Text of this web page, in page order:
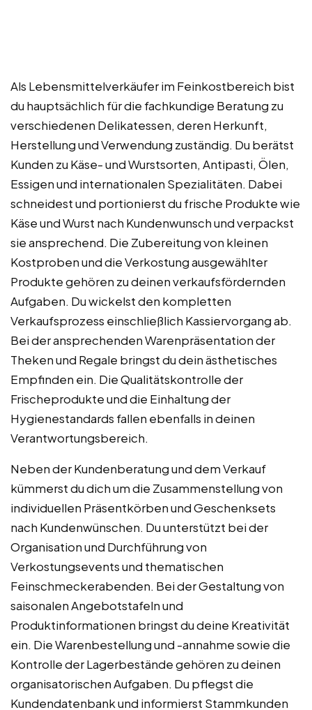
Als Lebensmittelverkäufer im Feinkostbereich bist
du hauptsächlich für die fachkundige Beratung zu
verschiedenen Delikatessen, deren Herkunft,
Herstellung und Verwendung zuständig. Du berätst
Kunden zu Käse- und Wurstsorten, Antipasti, Ölen,
Essigen und internationalen Spezialitäten. Dabei
schneidest und portionierst du frische Produkte wie
Käse und Wurst nach Kundenwunsch und verpackst
sie ansprechend. Die Zubereitung von kleinen
Kostproben und die Verkostung ausgewählter
Produkte gehören zu deinen verkaufsfördernden
Aufgaben. Du wickelst den kompletten
Verkaufsprozess einschließlich Kassiervorgang ab.
Bei der ansprechenden Warenpräsentation der
Theken und Regale bringst du dein ästhetisches
Empfinden ein. Die Qualitätskontrolle der
Frischeprodukte und die Einhaltung der
Hygienestandards fallen ebenfalls in deinen
Verantwortungsbereich.
Neben der Kundenberatung und dem Verkauf
kümmerst du dich um die Zusammenstellung von
individuellen Präsentkörben und Geschenksets
nach Kundenwünschen. Du unterstützt bei der
Organisation und Durchführung von
Verkostungsevents und thematischen
Feinschmeckerabenden. Bei der Gestaltung von
saisonalen Angebotstafeln und
Produktinformationen bringst du deine Kreativität
ein. Die Warenbestellung und -annahme sowie die
Kontrolle der Lagerbestände gehören zu deinen
organisatorischen Aufgaben. Du pflegst die
Kundendatenbank und informierst Stammkunden